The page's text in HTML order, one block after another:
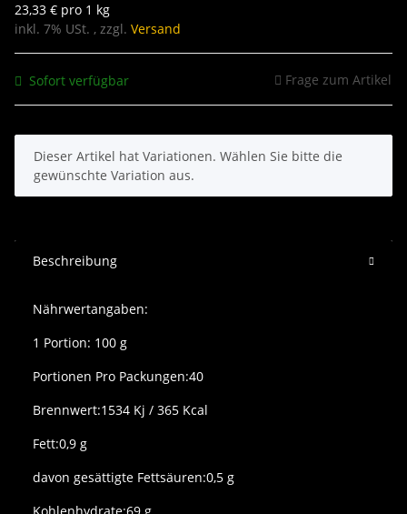
23,33 € pro 1 kg
inkl. 7% USt. , zzgl. Versand
Sofort verfügbar Frage zum Artikel
x
Dieser Artikel hat Variationen. Wählen Sie bitte die
gewünschte Variation aus.
Beschreibung
Nährwertangaben:
1 Portion: 100 g
Portionen Pro Packungen:40
Brennwert:1534 Kj / 365 Kcal
Fett:0,9 g
davon gesättigte Fettsäuren:0,5 g